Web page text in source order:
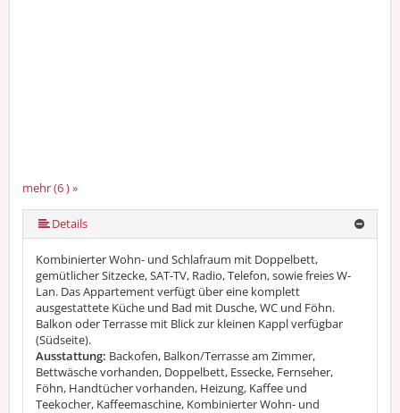
mehr (6 ) »
mehr (6 ) »
mehr (6 ) »
Details
Kombinierter Wohn- und Schlafraum mit Doppelbett,
gemütlicher Sitzecke, SAT-TV, Radio, Telefon, sowie freies W-
Lan. Das Appartement verfügt über eine komplett
ausgestattete Küche und Bad mit Dusche, WC und Föhn.
Balkon oder Terrasse mit Blick zur kleinen Kappl verfügbar
(Südseite).
Ausstattung: Backofen, Balkon/Terrasse am Zimmer,
Bettwäsche vorhanden, Doppelbett, Essecke, Fernseher,
Föhn, Handtücher vorhanden, Heizung, Kaffee und
Teekocher, Kaffeemaschine, Kombinierter Wohn- und